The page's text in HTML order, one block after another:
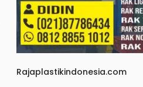
Rajaplastikindonesia.com